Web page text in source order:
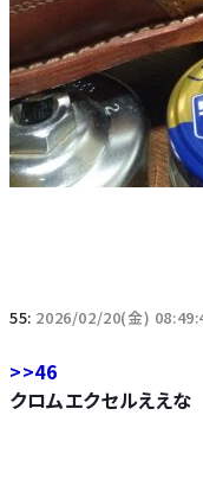
55: 2026/02/20(金)
>>46
クロムエクセルええな